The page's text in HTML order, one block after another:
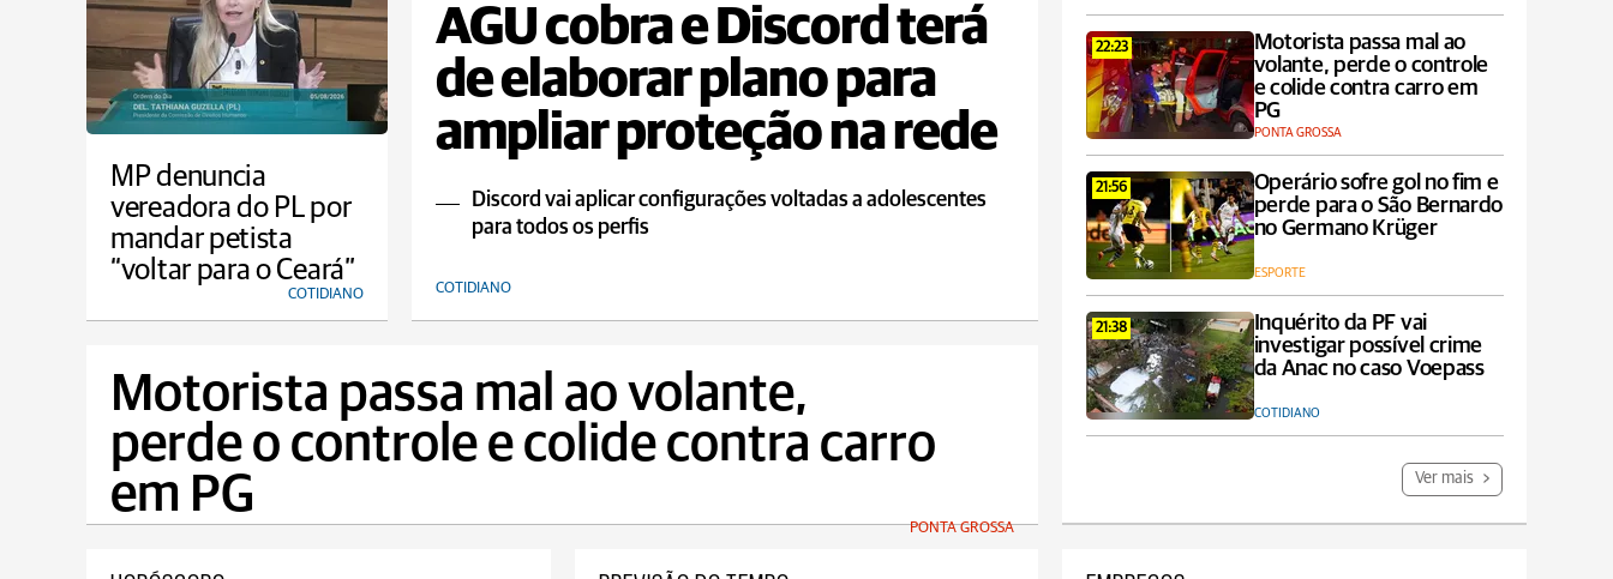
AGU cobra e Discord terá
de elaborar plano para
ampliar proteção na rede
Discord vai aplicar configurações voltadas a adolescentes
para todos os perfis
COTIDIANO
22:23
Motorista passa mal ao
volante, perde o controle
e colide contra carro em
PG
PONTA GROSSA
21:56
Operário sofre gol no fim e
perde para o São Bernardo
no Germano Krüger
ESPORTE
21:38
Inquérito da PF vai
investigar possível crime
da Anac no caso Voepass
COTIDIANO
Ver mais
MP denuncia
vereadora do PL por
mandar petista
“voltar para o Ceará”
COTIDIANO
Motorista passa mal ao volante,
perde o controle e colide contra carro
em PG
PONTA GROSSA